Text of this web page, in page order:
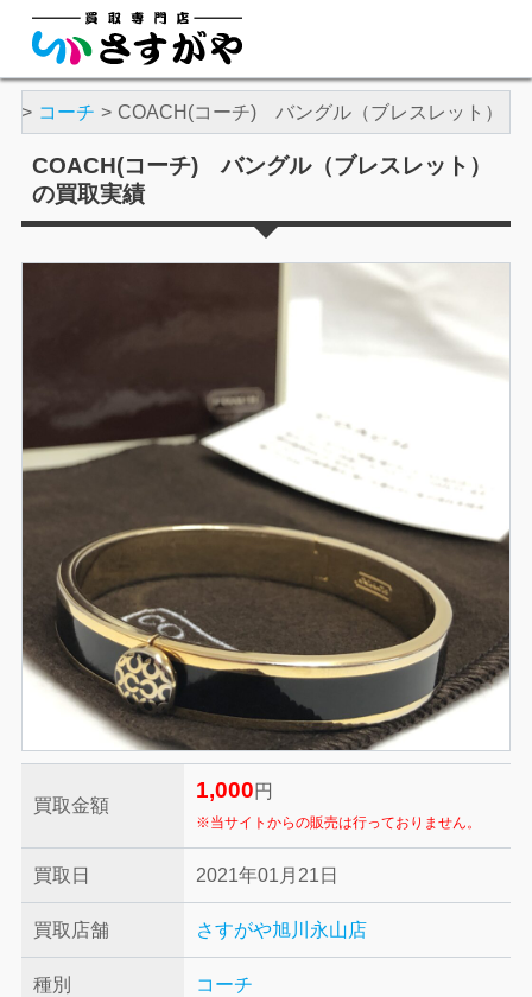
コーチ COACH(コーチ) バングル（ブレスレット）
COACH(コーチ) バングル（ブレスレット）
の買取実績
買取金額
1,000 円
※当サイトからの販売は行っておりません。
買取日 2021年01月21日
買取店舗 さすがや旭川永山店
種別 コーチ